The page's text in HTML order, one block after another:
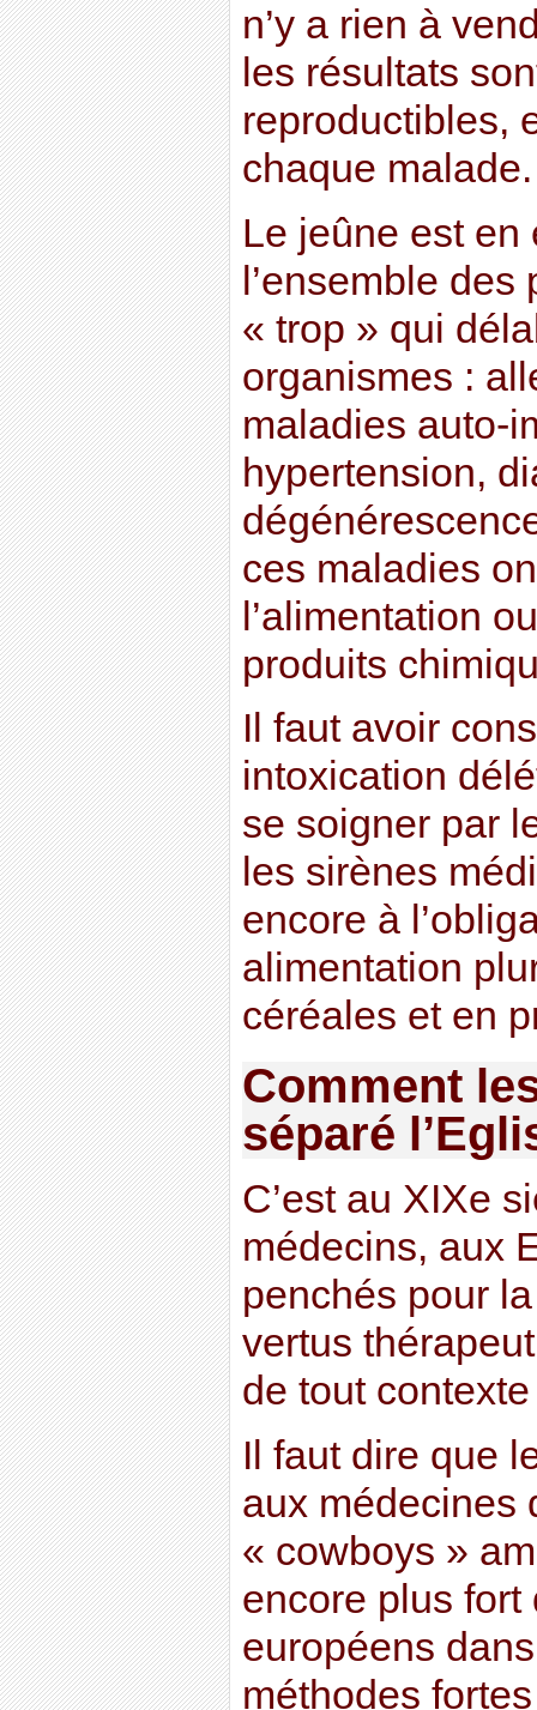
n’y a rien à
les résultats
reproductibles,
chaque malade.
Le jeûne est en
l’ensemble
« trop » qui
organismes :
maladies auto-
hypertension,
ces maladies
l’alimentation
produits
Il faut avoir
intoxication
se soigner par
les sirènes
encore à
alimentation
céréales et en
Comment
séparé
C’est au XIXe
médecins, aux
penchés pour
vertus
de tout
Il faut dire que
aux médecines
« cowboys »
encore plus fort
européens
méthodes